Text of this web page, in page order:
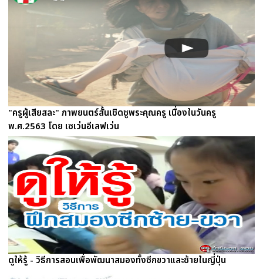
"ครูผู้เสียสละ" ภาพยนตร์สั้นเชิดชูพระคุณครู เนื่องในวันครู
พ.ศ.2563 โดย เซเว่นอีเลฟเว่น
ดูให้รู้ - วิธีการสอนเพื่อพัฒนาสมองทั้งซีกขวาและซ้ายในญี่ปุ่น